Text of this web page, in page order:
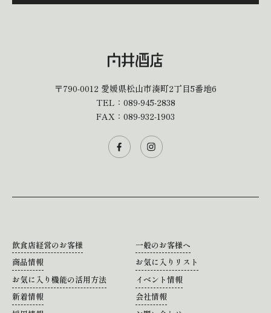
〒790-0012 愛媛県松山市湊町2丁目5番地6
TEL： 089-945-2838
FAX：089-932-1903
飲食店経営のお客様
一般のお客様へ
商品情報
お気に入りリスト
お気に入り機能の活用方法
イベント情報
新着情報
会社情報